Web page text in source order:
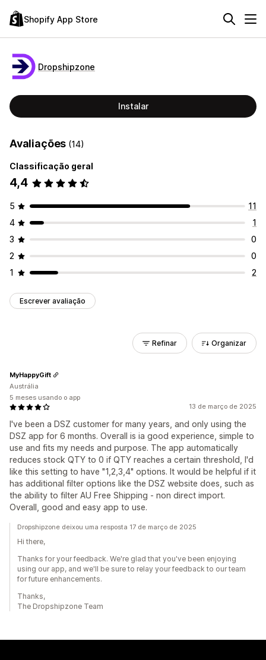
Shopify App Store
Dropshipzone
Instalar
Avaliações (14)
Classificação geral
4,4
5
11
4
1
3
0
2
0
1
2
Escrever avaliação
Refinar Organizar
13 de março de 2025
I've been a DSZ customer for many years, and only using the
DSZ app for 6 months. Overall is ia good experience, simple to
use and fits my needs and purpose. The app automatically
reduces stock QTY to 0 if QTY reaches a certain threshold, I'd
like this setting to have "1,2,3,4" options. It would be helpful if it
has additional filter options like the DSZ website does, such as
the ability to filter AU Free Shipping - non direct import.
Overall, good and easy app to use.
MyHappyGift
Austrália
5 meses usando o app
Dropshipzone deixou uma resposta 17 de março de 2025
Hi there,
Thanks for your feedback. We're glad that you've been enjoying
using our app, and we'll be sure to relay your feedback to our team
for future enhancements.
Thanks,
The Dropshipzone Team